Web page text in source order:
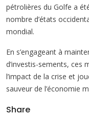
pétrolières du Golfe a
nombre d’états
mondial.
En s’engageant à
d’investis-sements, ces
l’impact de la crise et
sauveur de l’économie
Share